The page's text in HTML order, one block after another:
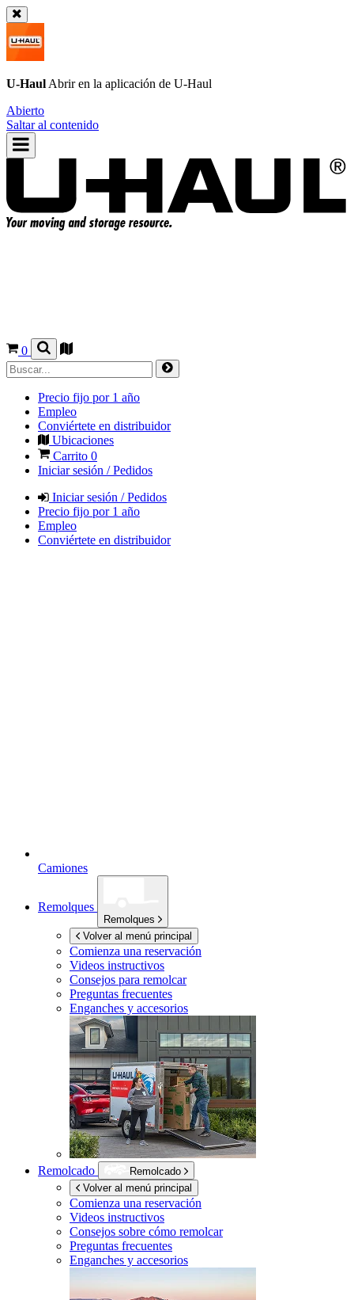
U-Haul Abrir en la aplicación de U-Haul
Abierto
Saltar al contenido
0
Precio fijo por 1 año
Empleo
Conviértete en distribuidor
Ubicaciones
Carrito 0
Iniciar sesión / Pedidos
Iniciar sesión / Pedidos
Precio fijo por 1 año
Empleo
Conviértete en distribuidor
Camiones
Remolques
Remolques
Volver al menú principal
Comienza una reservación
Videos instructivos
Consejos para remolcar
Preguntas frecuentes
Enganches y accesorios
Remolcado
Remolcado
Volver al menú principal
Comienza una reservación
Videos instructivos
Consejos sobre cómo remolcar
Preguntas frecuentes
Enganches y accesorios